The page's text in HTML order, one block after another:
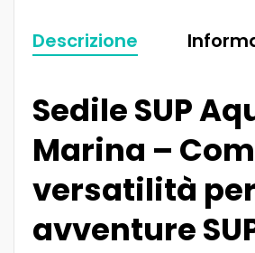
Descrizione
Sedile SUP
Marina –
versatilità
avventure